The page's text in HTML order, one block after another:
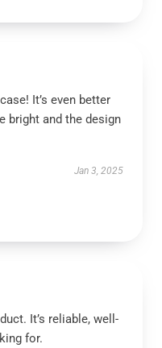
It’s even better
bright and the design
Jan 3, 2025
It’s reliable, well-
for.